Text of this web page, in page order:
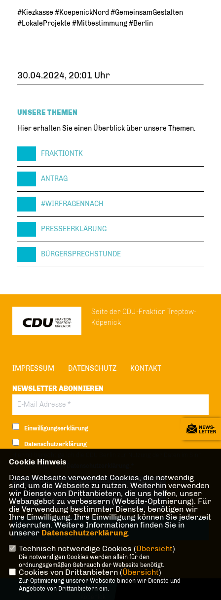
#Kiezkasse #KoepenickNord #GemeinsamGestalten
#LokaleProjekte #Mitbestimmung #Berlin
30.04.2024, 20:01 Uhr
UNSERE THEMEN
Hier erhalten Sie einen Überblick über unsere Themen.
FRAKTIONTK
ANTRAG
#WIRFRAGENNACH
PRESSEERKLÄRUNG
BÜRGERSPRECHSTUNDE
Seite der CDU-Fraktion Treptow-
Köpenick
IMPRESSUM DATENSCHUTZ KONTAKT
NEWSLETTER ABONNIEREN
Einwilligungserklärung
Datenschutzerklärung
der nachfolgenden
Anti-Roboter-Verifizierung
Hier klicken
FriendlyCaptcha ⇗
* Pflichtfeld!
@2026 CDU-Fraktion Treptow-
Cookie Hinweis
Diese Webseite verwendet Cookies, die notwendig
sind, um die Webseite zu nutzen. Weiterhin verwenden
wir Dienste von Drittanbietern, die uns helfen, unser
Webangebot zu verbessern (Website-Optmierung). Für
die Verwendung bestimmter Dienste, benötigen wir
Ihre Einwilligung. Ihre Einwilligung können Sie jederzeit
widerrufen. Weitere Informationen finden Sie in
unserer Datenschutzerklärung.
Technisch notwendige Cookies (Übersicht)
Die notwendigen Cookies werden allein für den
ordnungsgemäßen Gebrauch der Webseite benötigt.
Cookies von Drittanbietern (Übersicht)
Zur Optimierung unserer Webseite binden wir Dienste und
Angebote von Drittanbietern ein.